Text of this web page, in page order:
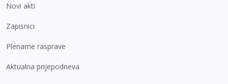
Novi akti
Zapisnici
Plenarne rasprave
Aktualna prijepodneva